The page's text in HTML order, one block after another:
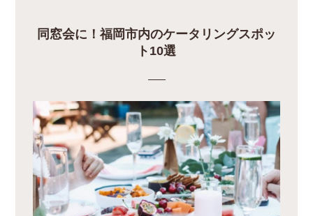
同窓会に！福岡市内のケータリングスポッ
ト10選